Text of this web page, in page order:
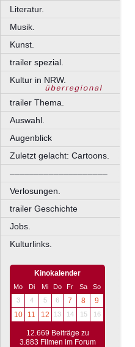
Literatur.
Musik.
Kunst.
trailer spezial.
Kultur in NRW.
trailer Thema.
Auswahl.
Augenblick
Zuletzt gelacht: Cartoons.
––––––––––––––––––––
Verlosungen.
trailer Geschichte
Jobs.
Kulturlinks.
Kinokalender
Mo Di Mi Do Fr Sa
So
3
4 5 6 7 8
9
10
11 12 13 14 15 16
12.669 Beiträge zu
3.883 Filmen im Forum